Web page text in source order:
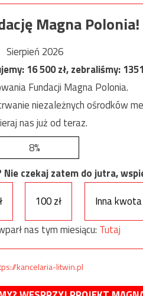
Magna Polonia!
Sierpień 2026
16 500zł, zebraliśmy:1351
Fundacji Magna Polonia.
niezależnych ośrodków
nas już od teraz.
8%
czekaj zatem do jutra,
100 zł
Inna kwota
nas tym miesiącu: Tutaj
kancelaria-litwin.pl